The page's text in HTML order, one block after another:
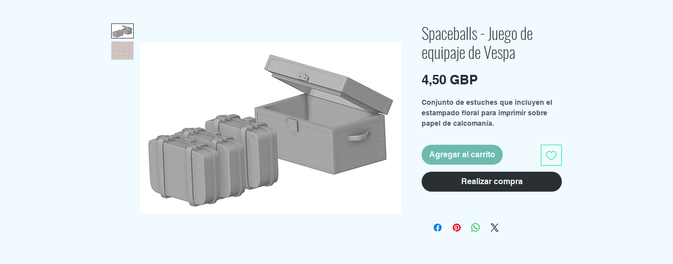
Spaceballs - Juego de
equipaje de Vespa
4,50 GBPPrecio
Conjunto de estuches que incluyen el
estampado floral para imprimir sobre
papel de calcomanía.
Agregar al carrito
Realizar compra